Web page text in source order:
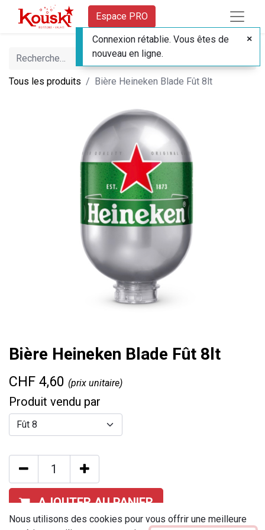
Espace PRO
Tous les produits Bière Heineken Blade Fût 8lt
Bière Heineken Blade Fût 8lt
CHF 4,60 (prix unitaire)
Produit vendu par
AJOUTER AU PANIER
Nous utilisons des cookies pour vous offrir une meilleure
Connexion rétablie. Vous êtes de
nouveau en ligne.